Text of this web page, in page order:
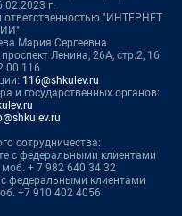
г.
ответственностью "ИНТЕРНЕТ
Мария Сергеевна
Ленина, 26А, стр.2, 16
00 116
116@shkulev.ru
и государственных органов:
сотрудничества:
с федеральными клиентами
моб. + 7 982 640 34 32
федеральными клиентами
+7 910 402 4056